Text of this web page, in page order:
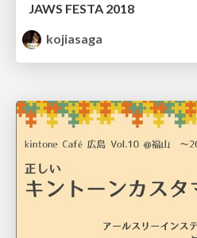
JAWS FESTA 2018
kojiasaga